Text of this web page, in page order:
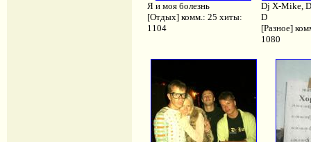
Я и моя болезнь
[Отдых] комм.: 25 хиты:
1104
Dj X-Mike,
D
[Разное]
1080